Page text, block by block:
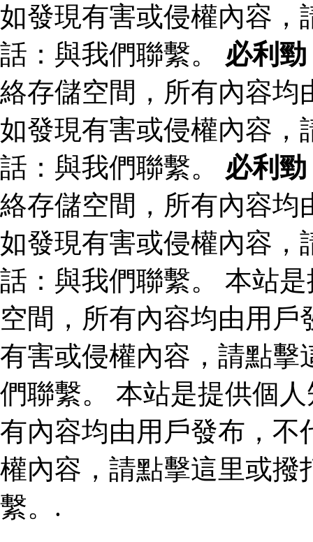
如發現有害或侵權內容，
話：與我們聯繫。 必利勁
絡存儲空間，所有內容均
如發現有害或侵權內容，
話：與我們聯繫。 必利勁
絡存儲空間，所有內容均
如發現有害或侵權內容，
話：與我們聯繫。 本站
空間，所有內容均由用
有害或侵權內容，請點擊
們聯繫。 本站是提供個
有內容均由用戶發布，不
權內容，請點擊這里或撥
繫。.